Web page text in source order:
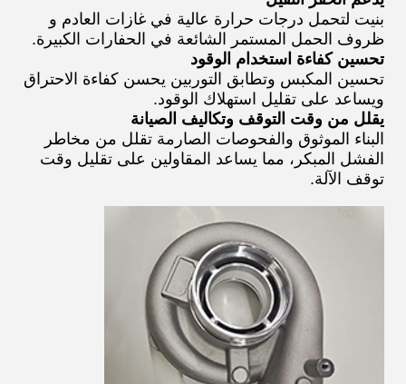
بنيت لتحمل درجات حرارة عالية في غازات العادم و
ظروف الحمل المستمر الشائعة في الحفارات الكبيرة.
تحسين كفاءة استخدام الوقود
تحسين المكبس وتطابق التوربين يحسن كفاءة الاحتراق
ويساعد على تقليل استهلاك الوقود.
يقلل من وقت التوقف وتكاليف الصيانة
البناء الموثوق والفحوصات الصارمة تقلل من مخاطر
الفشل المبكر، مما يساعد المقاولين على تقليل وقت
توقف الآلة.